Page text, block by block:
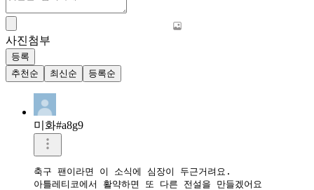
사진첨부
등록
추천순
최신순 등록순
미화#a8g9
축구 팬이라면 이 소식에 심장이 두근거려요.
아틀레티코에서 활약하면 또 다른 전설을 만들겠어요